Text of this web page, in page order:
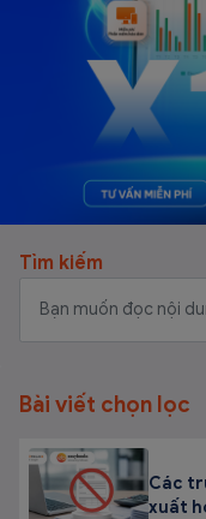
Tìm kiếm
Bài viết chọn lọc
Các
xuất